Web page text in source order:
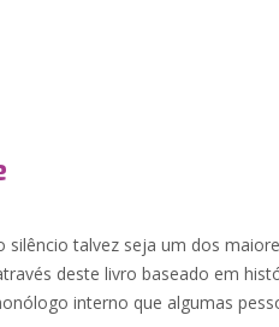
silêncio talvez seja um dos
deste livro baseado em
interno que algumas